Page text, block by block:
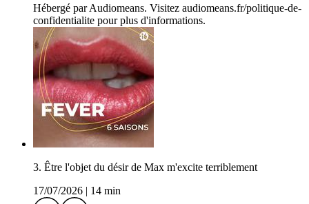
Hébergé par Audiomeans. Visitez audiomeans.fr/politique-de-
confidentialite pour plus d'informations.
3. Être l'objet du désir de Max m'excite terriblement
17/07/2026
14 min